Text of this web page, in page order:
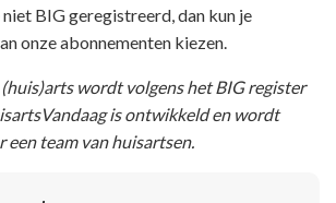
niet BIG geregistreerd, dan kun je
onze abonnementen kiezen.
wordt volgens het BIG register
is ontwikkeld en wordt
team van huisartsen.